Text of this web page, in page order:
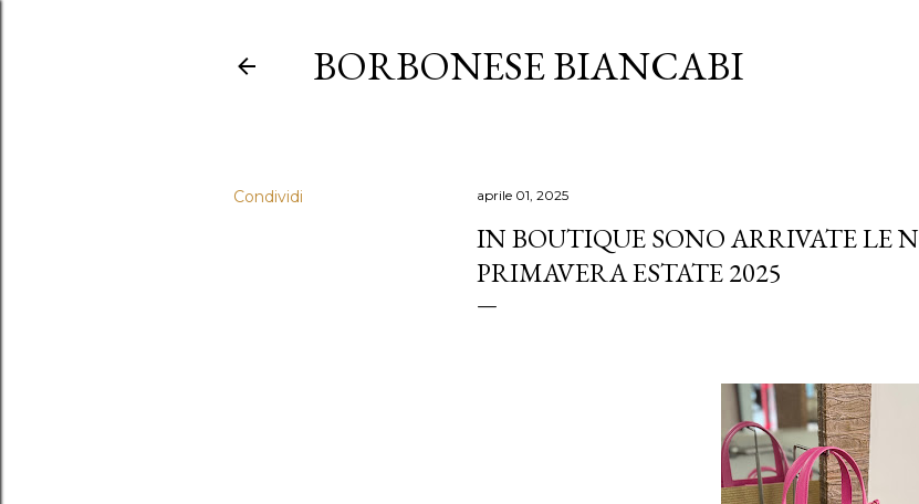
BORBONESE BIANCABI
Condividi aprile 01, 2025
IN BOUTIQUE SONO ARRIVATE LE
PRIMAVERA ESTATE 2025